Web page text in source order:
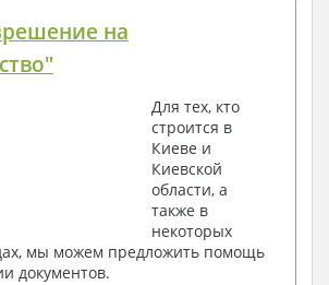
на
Для тех, кто
строится в
Киеве и
Киевской
области, а
также в
некоторых
мы можем предложить помощь
документов.